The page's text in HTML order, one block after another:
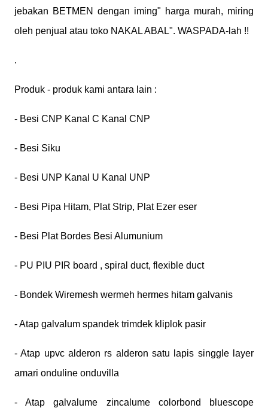
jebakan BETMEN dengan iming" harga murah, miring
oleh penjual atau toko NAKAL ABAL". WASPADA-lah !!
.
Produk - produk kami antara lain :
- Besi CNP Kanal C Kanal CNP
- Besi Siku
- Besi UNP Kanal U Kanal UNP
- Besi Pipa Hitam, Plat Strip, Plat Ezer eser
- Besi Plat Bordes Besi Alumunium
- PU PIU PIR board , spiral duct, flexible duct
- Bondek Wiremesh wermeh hermes hitam galvanis
- Atap galvalum spandek trimdek kliplok pasir
- Atap upvc alderon rs alderon satu lapis singgle layer
amari onduline onduvilla
- Atap galvalume zincalume colorbond bluescope